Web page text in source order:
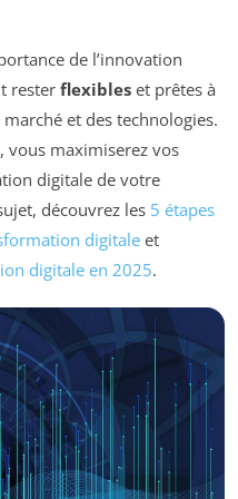
de l’innovation
rester flexibles et prêtes à
et des technologies.
, vous maximiserez vos
digitale de votre
découvrez les 5 étapes
digitale et
digitale en 2025.